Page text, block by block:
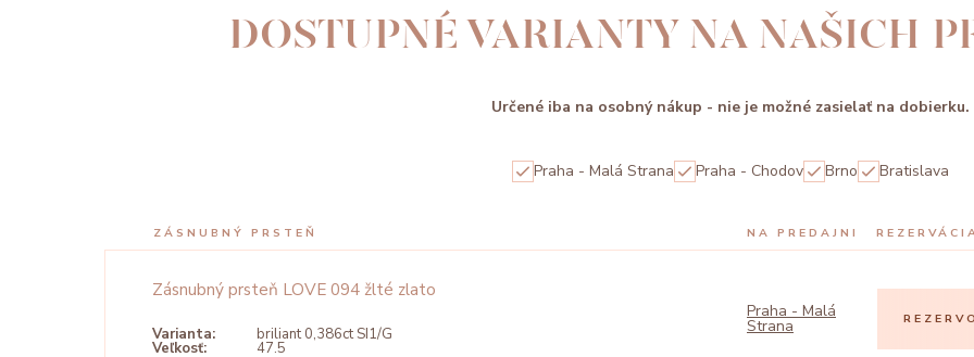
DOSTUPNÉ VARIANTY NA NAŠICH
Určené iba na osobný nákup - nie je možné zasielať na dobierku.
Praha - Malá Strana Praha - Chodov Brno Bratislava
ZÁSNUBNÝ PRSTEŇ NA PREDAJNI
Zásnubný prsteň LOVE 094 žlté zlato
Varianta: briliant 0,386ct SI1/G
Veľkosť: 47.5
Praha - Malá
Strana